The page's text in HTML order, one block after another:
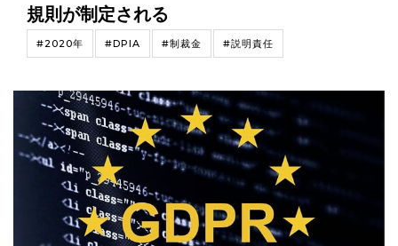
規則が制定される
#2020年 #DPIA #制裁金 #説明責任